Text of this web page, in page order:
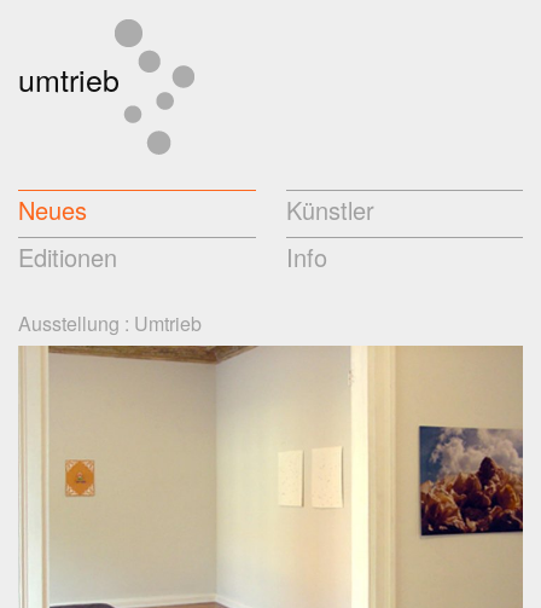
umtrieb
Neues
Künstler
Editionen
Info
Ausstellung : Umtrieb